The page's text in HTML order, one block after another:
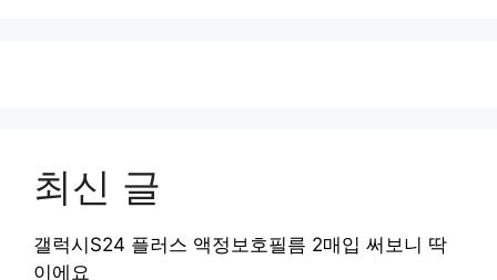
최신 글
갤럭시S24 플러스 액정보호필름 2매입 써보니 딱
이에요